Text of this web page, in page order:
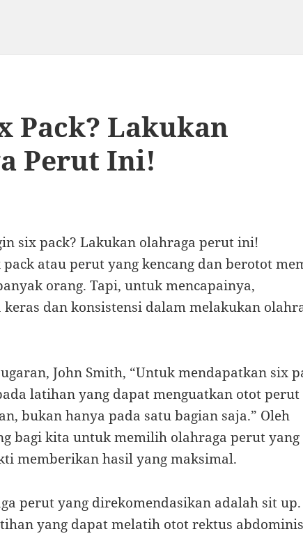
Pack? Lakukan
Perut Ini!
six pack? Lakukan olahraga perut ini!
atau perut yang kencang dan berotot
orang. Tapi, untuk mencapainya,
dan konsistensi dalam melakukan
John Smith, “Untuk mendapatkan six
latihan yang dapat menguatkan otot perut
bukan hanya pada satu bagian saja.” Oleh
bagi kita untuk memilih olahraga perut yang
memberikan hasil yang maksimal.
perut yang direkomendasikan adalah sit
yang dapat melatih otot rektus